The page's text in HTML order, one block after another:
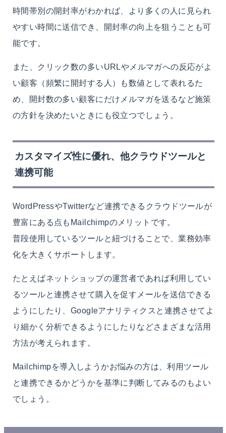
時間帯別の開封率がわかれば、より多くの人に見られ
やすい時間に送信でき、開封率の向上を狙うことも可
能です。
また、クリック数の多いURLやメルマガへの反応がよ
い顧客（頻繁に開封する人）も数値として表れるた
め、開封数の多い顧客にだけメルマガを送るなど施策
の方針を決めたいときにも役立つでしょう。
カスタマイズ性に優れ、他クラウドツールと
連携可能
WordPressやTwitterなど連携できるクラウドツールが
豊富にある点もMailchimpのメリットです。
普段使用しているツールと紐づけることで、業務効率
化を大きくサポートします。
たとえばネットショップの運営者であれば利用してい
るツールと連携させて購入を促すメールを送信できる
ようにしたり、Googleアナリティクスと連携させてよ
り細かく分析できるようにしたりなどさまざまな活用
方法が考えられます。
Mailchimpを導入しようかお悩みの方は、利用ツール
と連携できるかどうかを基準に判断してみるのもよい
でしょう。